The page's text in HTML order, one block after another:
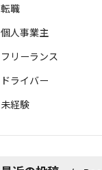
転職
個人事業主
フリーランス
ドライバー
未経験